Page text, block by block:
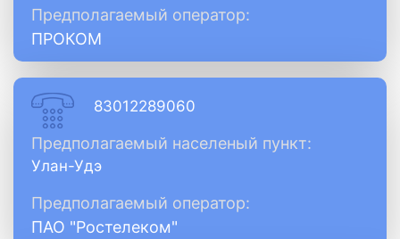
Предполагаемый оператор:
ПРОКОМ
83012289060
Предполагаемый населеный пункт:
Улан-Удэ
Предполагаемый оператор:
ПАО "Ростелеком"